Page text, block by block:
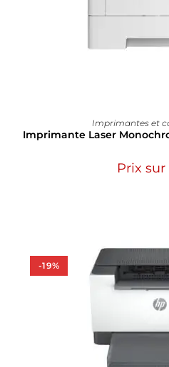
Imprimantes et
Imprimante Laser
Prix
-19%